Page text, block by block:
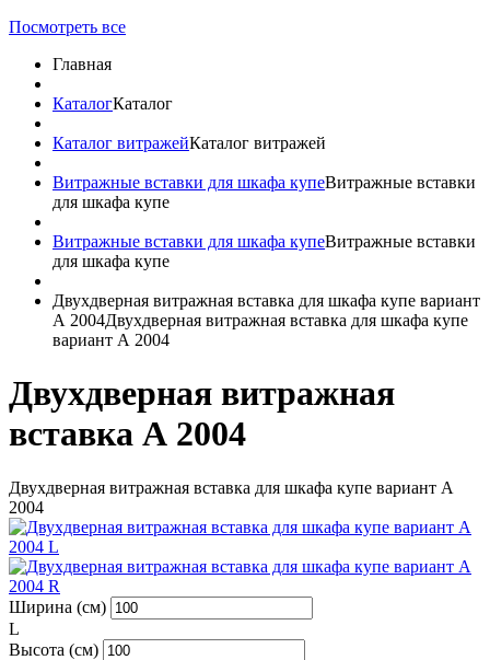
Посмотреть все
Главная
КаталогКаталог
Каталог витражейКаталог витражей
Витражные вставки для шкафа купеВитражные вставки
для шкафа купе
Витражные вставки для шкафа купеВитражные вставки
для шкафа купе
Двухдверная витражная вставка для шкафа купе вариант
А 2004Двухдверная витражная вставка для шкафа купе
вариант А 2004
Двухдверная витражная
вставка А 2004
Двухдверная витражная вставка для шкафа купе вариант А
2004
Ширина (см)
L
Высота (см)